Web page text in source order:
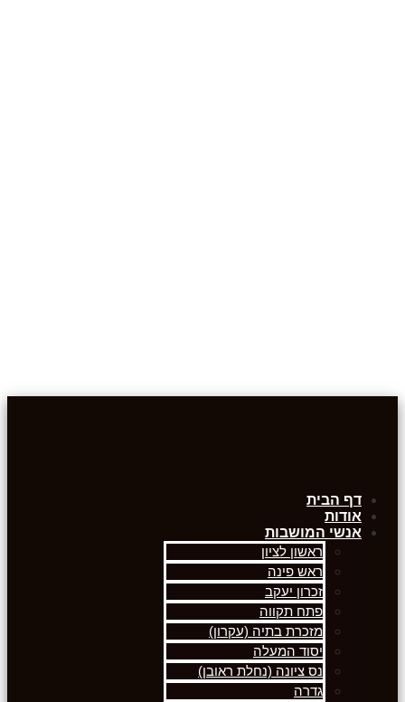
דף הבית
אודות
אנשי המושבות
ראשון לציון
ראש פינה
זכרון יעקב
פתח תקווה
מזכרת בתיה (עקרון)
יסוד המעלה
נס ציונה (נחלת ראובן)
גדרה